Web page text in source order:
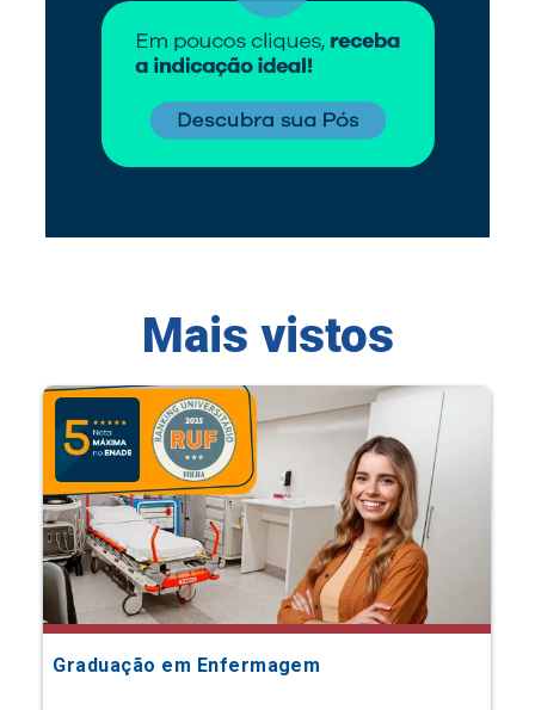
Mais vistos
Graduação em Enfermagem